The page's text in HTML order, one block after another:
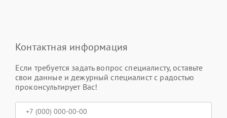
Контактная информация
Если требуется задать вопрос специалисту, оставьте
свои данные и дежурный специалист с радостью
проконсультирует Вас!